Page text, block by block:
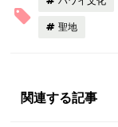
聖地
関連する記事